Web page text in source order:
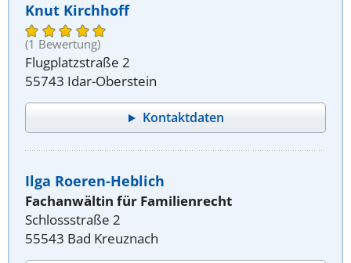
Knut Kirchhoff
(1 Bewertung)
Flugplatzstraße 2
55743 Idar-Oberstein
Kontaktdaten
Ilga Roeren-Heblich
Fachanwältin für Familienrecht
Schlossstraße 2
55543 Bad Kreuznach